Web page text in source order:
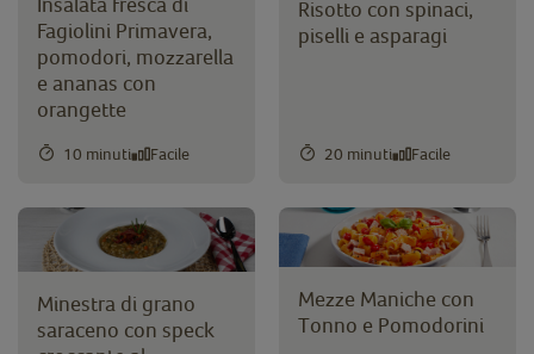
Fagiolini Primavera,
pomodori, mozzarella
e ananas con
orangette
10 minuti Facile
Risotto con spinaci,
piselli e asparagi
20 minuti Facile
Minestra di grano
saraceno con speck
Mezze Maniche con
Tonno e Pomodorini